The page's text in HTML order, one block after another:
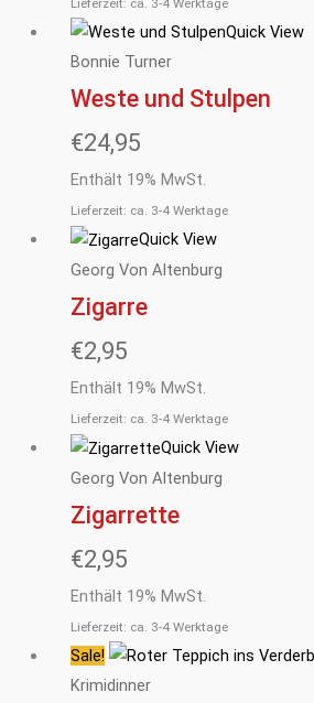
Quick View
Bonnie Turner
Weste und Stulpen
€24,95
Enthält 19% MwSt.
Lieferzeit: ca. 3-4 Werktage
Quick View
Georg Von Altenburg
Zigarre
€2,95
Enthält 19% MwSt.
Lieferzeit: ca. 3-4 Werktage
Quick View
Georg Von Altenburg
Zigarrette
€2,95
Enthält 19% MwSt.
Lieferzeit: ca. 3-4 Werktage
Sale!
Krimidinner
Ursprünglicher
Aktueller